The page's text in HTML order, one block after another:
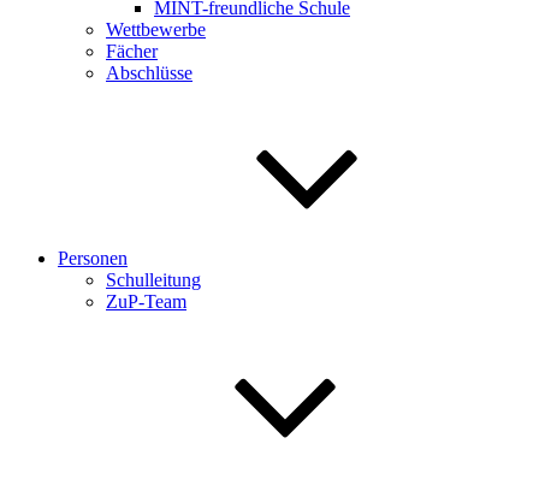
MINT-freundliche Schule
Wettbewerbe
Fächer
Abschlüsse
Personen
Schulleitung
ZuP-Team